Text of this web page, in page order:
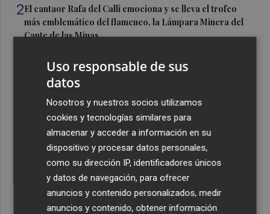
2El cantaor Rafa del Calli emociona y se lleva el trofeo
más emblemático del flamenco, la Lámpara Minera del
Cante de las Minas
con una victoria contra el Galatasaray
Kiat Lim preside por primera vez un partido en Mestalla
Uso responsable de sus
datos
Nosotros y nuestros socios utilizamos
cookies y tecnologías similares para
almacenar y acceder a información en su
dispositivo y procesar datos personales,
como su dirección IP, identificadores únicos
y datos de navegación, para ofrecer
anuncios y contenido personalizados, medir
anuncios y contenido, obtener información